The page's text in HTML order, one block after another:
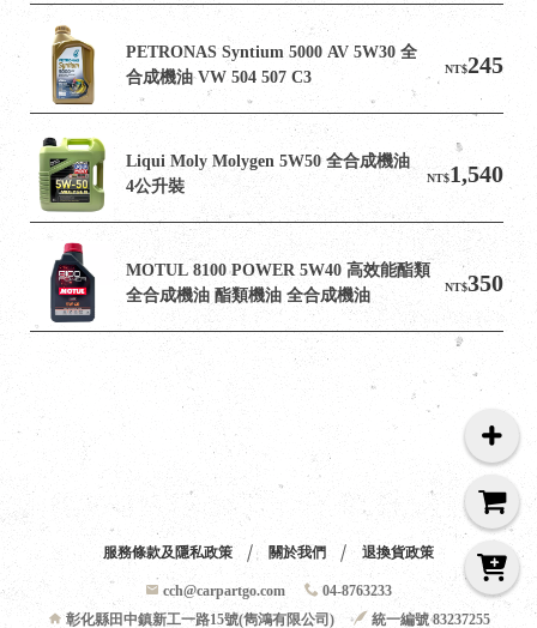
NT$245
PETRONAS Syntium 5000 AV 5W30 全
合成機油 VW 504 507 C3
NT$1,540
Liqui Moly Molygen 5W50 全合成機油
4公升裝
NT$350
MOTUL 8100 POWER 5W40 高效能酯類
全合成機油 酯類機油 全合成機油
服務條款及隱私政策 關於我們 退換貨政策
cch@carpartgo.com
04-8763233
彰化縣田中鎮新工一路15號(雋鴻有限公司)
統一編號 83237255